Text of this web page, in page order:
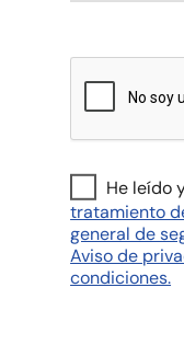
He leído
tratamiento
general de
Aviso de
condiciones.